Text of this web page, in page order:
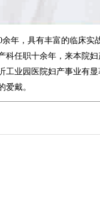
年，具有丰富的临床实
科任职十余年，来本院
工业园医院妇产事业有
爱戴。